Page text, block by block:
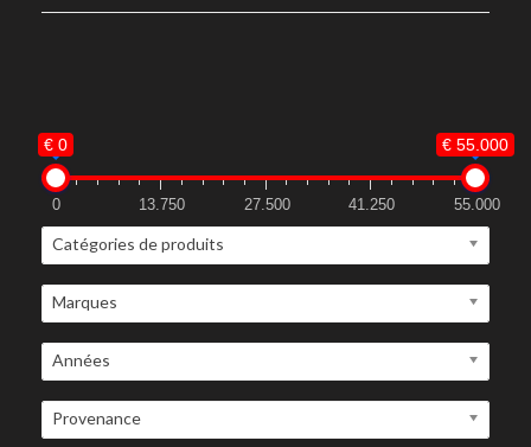
€ 0 € 55.000
0 13.750 27.500 41.250 55.000
Catégories de produits
Marques
Années
Provenance